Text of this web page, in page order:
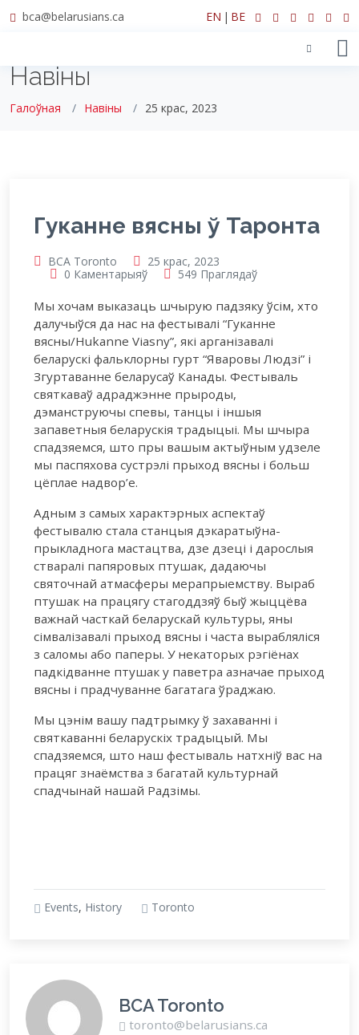
bca@belarusians.ca EN | BE
Навіны
Галоўная Навіны 25 крас, 2023
Гуканне вясны ў Таронта
BCA Toronto
25 крас, 2023
0 Каментарыяў
549 Праглядаў
Мы хочам выказаць шчырую падзяку ўсім, хто
далучыўся да нас на фестывалі “Гуканне
вясны/Hukanne Viasny”, які арганізавалі
беларускі фальклорны гурт “Яваровы Людзі” і
Згуртаванне беларусаў Канады. Фестываль
святкаваў адраджэнне прыроды,
дэманструючы спевы, танцы і іншыя
запаветныя беларускія традыцыі. Мы шчыра
спадзяемся, што пры вашым актыўным удзеле
мы паспяхова сустрэлі прыход вясны і больш
цёплае надвор’е.
Адным з самых характэрных аспектаў
фестывалю стала станцыя дэкаратыўна-
прыкладнога мастацтва, дзе дзеці і дарослыя
стваралі папяровых птушак, дадаючы
святочнай атмасферы мерапрыемству. Выраб
птушак на працягу стагоддзяў быў жыццёва
важнай часткай беларускай культуры, яны
сімвалізавалі прыход вясны і часта вырабляліся
з саломы або паперы. У некаторых рэгіёнах
падкідванне птушак у паветра азначае прыход
вясны і прадчуванне багатага ўраджаю.
Мы цэнім вашу падтрымку ў захаванні і
святкаванні беларускіх традыцый. Мы
спадзяемся, што наш фестываль натхніў вас на
працяг знаёмства з багатай культурнай
спадчынай нашай Радзімы.
Events, History Toronto
BCA Toronto
toronto@belarusians.ca